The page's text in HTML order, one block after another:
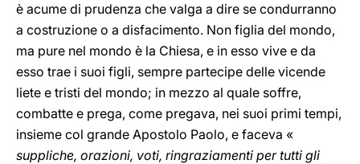
è acume di prudenza che valga a dire se condurranno
a costruzione o a disfacimento. Non figlia del mondo,
ma pure nel mondo è la Chiesa, e in esso vive e da
esso trae i suoi figli, sempre partecipe delle vicende
liete e tristi del mondo; in mezzo al quale soffre,
combatte e prega, come pregava, nei suoi primi tempi,
insieme col grande Apostolo Paolo, e faceva «
suppliche, orazioni, voti, ringraziamenti per tutti gli